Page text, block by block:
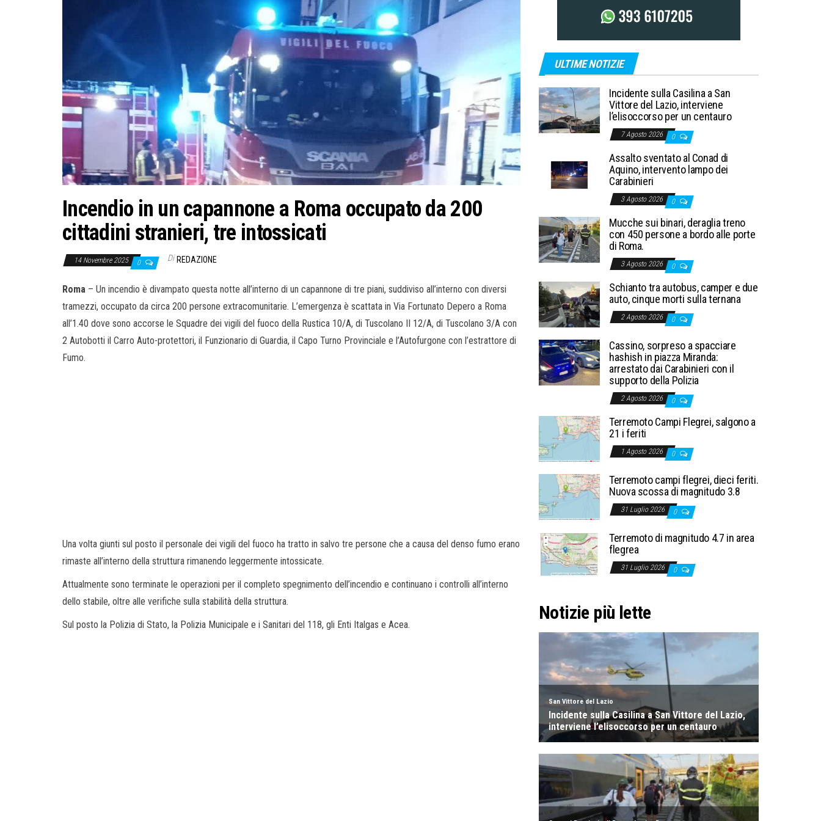
Incendio in un capannone a Roma occupato da 200
cittadini stranieri, tre intossicati
14 Novembre 2025 0 Di REDAZIONE
Roma – Un incendio è divampato questa notte all’interno di un capannone di tre piani, suddiviso all’interno con diversi
tramezzi, occupato da circa 200 persone extracomunitarie. L’emergenza è scattata in Via Fortunato Depero a Roma
all’1.40 dove sono accorse le Squadre dei vigili del fuoco della Rustica 10/A, di Tuscolano II 12/A, di Tuscolano 3/A con
2 Autobotti il Carro Auto-protettori, il Funzionario di Guardia, il Capo Turno Provinciale e l’Autofurgone con l’estrattore di
Fumo.
Una volta giunti sul posto il personale dei vigili del fuoco ha tratto in salvo tre persone che a causa del denso fumo erano
rimaste all’interno della struttura rimanendo leggermente intossicate.
Attualmente sono terminate le operazioni per il completo spegnimento dell’incendio e continuano i controlli all’interno
dello stabile, oltre alle verifiche sulla stabilità della struttura.
Sul posto la Polizia di Stato, la Polizia Municipale e i Sanitari del 118, gli Enti Italgas e Acea.
ULTIME NOTIZIE
Incidente sulla Casilina a San
Vittore del Lazio, interviene
l’elisoccorso per un centauro
7 Agosto 2026 0
Assalto sventato al Conad di
Aquino, intervento lampo dei
Carabinieri
3 Agosto 2026 0
Mucche sui binari, deraglia treno
con 450 persone a bordo alle porte
di Roma.
3 Agosto 2026 0
Schianto tra autobus, camper e due
auto, cinque morti sulla ternana
2 Agosto 2026 0
Cassino, sorpreso a spacciare
hashish in piazza Miranda:
arrestato dai Carabinieri con il
supporto della Polizia
2 Agosto 2026 0
Terremoto Campi Flegrei, salgono a
21 i feriti
1 Agosto 2026 0
Terremoto campi flegrei, dieci feriti.
Nuova scossa di magnitudo 3.8
31 Luglio 2026 0
Terremoto di magnitudo 4.7 in area
flegrea
31 Luglio 2026 0
Notizie più lette